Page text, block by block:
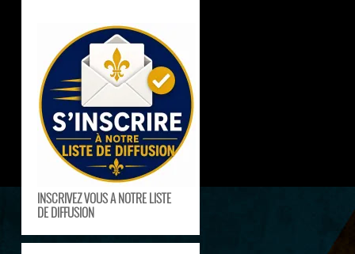
INSCRIVEZ VOUS A NOTRE LISTE
DE DIFFUSION